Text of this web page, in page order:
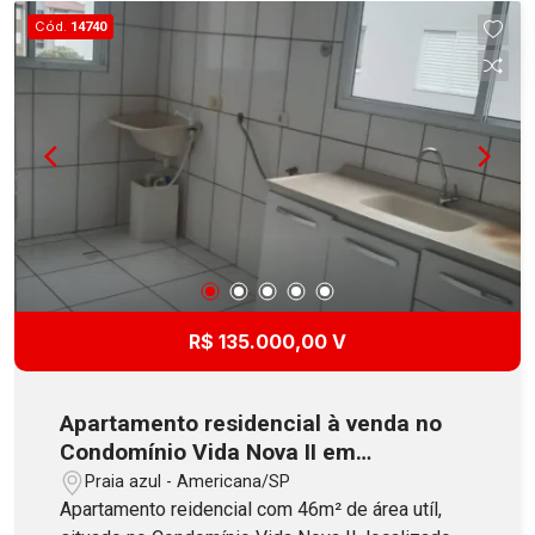
Cód. 14740
R$ 135.000,00 V
Apartamento residencial à venda no
Condomínio Vida Nova II em
Americana
Praia azul - Americana/SP
Apartamento reidencial com 46m² de área utíl,